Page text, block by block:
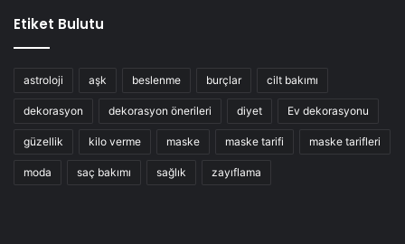
Etiket Bulutu
astroloji aşk beslenme burçlar cilt bakımı
dekorasyon dekorasyon önerileri diyet Ev dekorasyonu
güzellik kilo verme maske maske tarifi maske tarifleri
moda saç bakımı sağlık zayıflama